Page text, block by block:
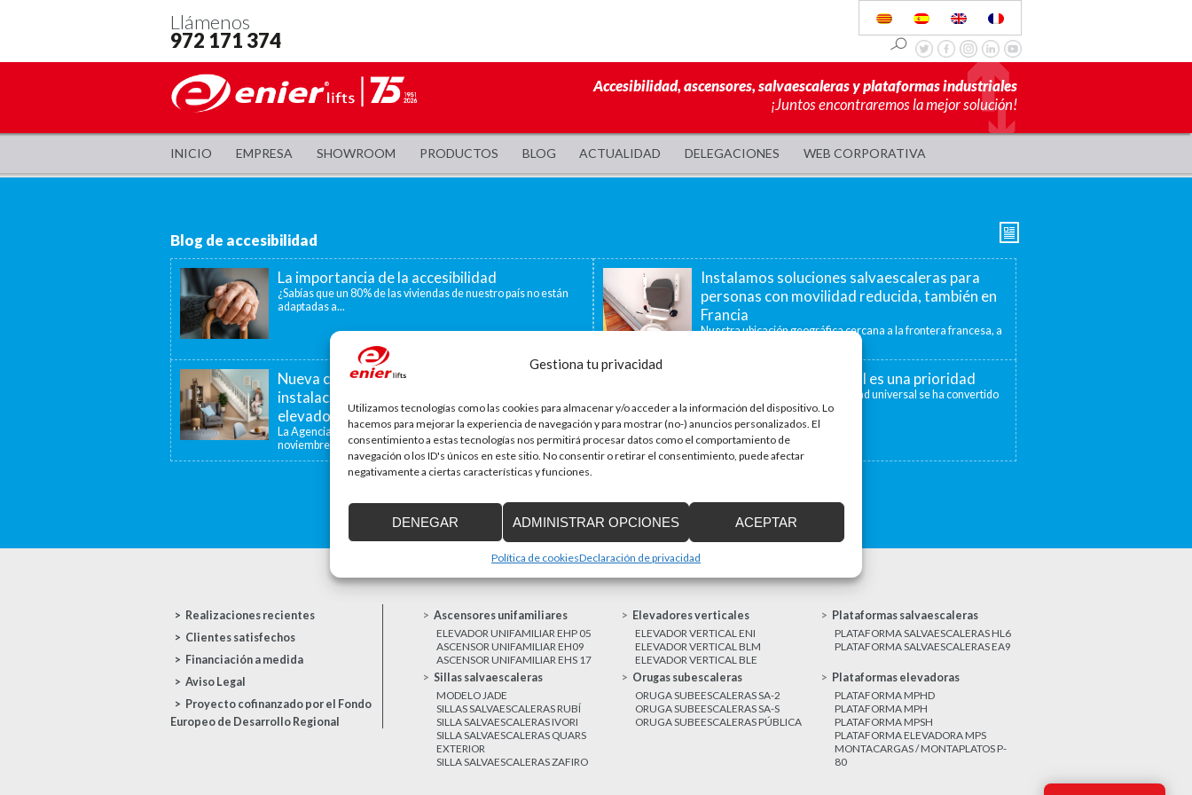
Gestiona tu privacidad
Utilizamos tecnologías como las cookies para almacenar y/o acceder a la información del dispositivo. Lo
hacemos para mejorar la experiencia de navegación y para mostrar (no-) anuncios personalizados. El
consentimiento a estas tecnologías nos permitirá procesar datos como el comportamiento de
navegación o los ID's únicos en este sitio. No consentir o retirar el consentimiento, puede afectar
negativamente a ciertas características y funciones.
ACEPTAR
DENEGAR ADMINISTRAR OPCIONES
Política de cookiesDeclaración de privacidad
Llámenos
972 171 374
Accesibilidad, ascensores, salvaescaleras y plataformas industriales
¡Juntos encontraremos la mejor solución!
INICIO EMPRESA SHOWROOM PRODUCTOS BLOG ACTUALIDAD DELEGACIONES WEB CORPORATIVA
Blog de accesibilidad
La importancia de la accesibilidad
¿Sabías que un 80% de las viviendas de nuestro país no están
adaptadas a...
Instalamos soluciones salvaescaleras para
personas con movilidad reducida, también en
Francia
Nuestra ubicación geográfica cercana a la frontera francesa, a
40 minutos, nos permite ofrecer...
Nueva convocatoria de ayudas para la
instalación de ascensores, plataformas
elevadoras y dispositivos de accesibilidad
La Agencia de la Vivienda de Cataluña aprobó el pasado 15 de
noviembre de...
La accesibilidad universal es una prioridad
En la última década la accesibilidad universal se ha convertido
en una prioridad para...
Realizaciones recientes
Clientes satisfechos
Financiación a medida
Aviso Legal
Proyecto cofinanzado por el Fondo
Europeo de Desarrollo Regional
Ascensores unifamiliares
ELEVADOR UNIFAMILIAR EHP 05
ASCENSOR UNIFAMILIAR EH09
ASCENSOR UNIFAMILIAR EHS 17
Elevadores verticales
ELEVADOR VERTICAL ENI
ELEVADOR VERTICAL BLM
ELEVADOR VERTICAL BLE
Plataformas salvaescaleras
PLATAFORMA SALVAESCALERAS HL6
PLATAFORMA SALVAESCALERAS EA9
Sillas salvaescaleras
MODELO JADE
SILLAS SALVAESCALERAS RUBÍ
SILLA SALVAESCALERAS IVORI
SILLA SALVAESCALERAS QUARS
EXTERIOR
SILLA SALVAESCALERAS ZAFIRO
Orugas subescaleras
ORUGA SUBEESCALERAS SA-2
ORUGA SUBEESCALERAS SA-S
ORUGA SUBEESCALERAS PÚBLICA
Plataformas elevadoras
PLATAFORMA MPHD
PLATAFORMA MPH
PLATAFORMA MPSH
PLATAFORMA ELEVADORA MPS
MONTACARGAS / MONTAPLATOS P-
80